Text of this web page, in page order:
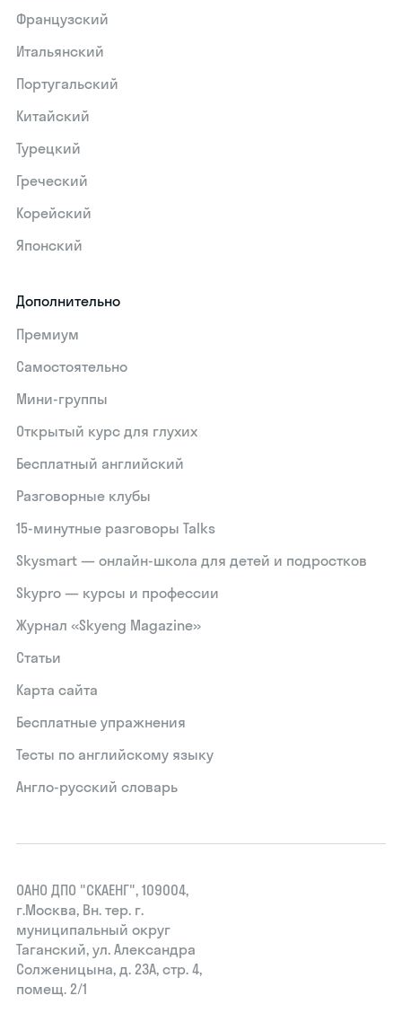
Французский
Итальянский
Португальский
Китайский
Турецкий
Греческий
Корейский
Японский
Дополнительно
Премиум
Самостоятельно
Мини-группы
Открытый курс для глухих
Бесплатный английский
Разговорные клубы
15‑минутные разговоры Talks
Skysmart — онлайн-школа для детей и подростков
Skypro — курсы и профессии
Журнал «Skyeng Magazine»
Статьи
Карта сайта
Бесплатные упражнения
Тесты по английскому языку
Англо-русский словарь
ОАНО ДПО "СКАЕНГ", 109004,
г.Москва, Вн. тер. г.
муниципальный округ
Таганский, ул. Александра
Солженицына, д. 23А, стр. 4,
помещ. 2/1